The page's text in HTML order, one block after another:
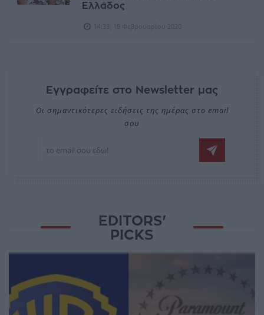
Ελλάδος
Εγγραφείτε στο Newsletter μας
Οι σημαντικότερες ειδήσεις της ημέρας στο email
σου
EDITORS'
PICKS